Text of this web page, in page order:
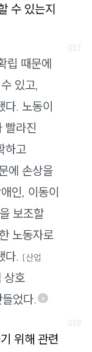
수 있는지
립 때문에
있고,
. 노동이
빨라진
하고
에 손상을
인, 이동이
보조할
노동자로
다. [산업
상호
었다.
9
위해 관련